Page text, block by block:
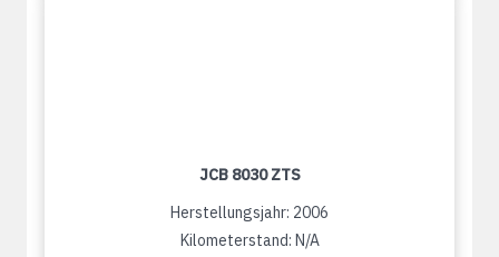
JCB 8030 ZTS
Herstellungsjahr: 2006
Kilometerstand: N/A